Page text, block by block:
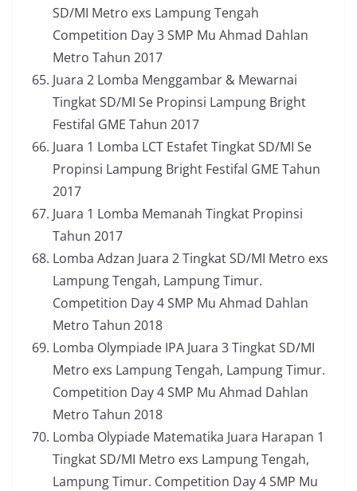
SD/MI Metro exs Lampung Tengah
Competition Day 3 SMP Mu Ahmad Dahlan
Metro Tahun 2017
Juara 2 Lomba Menggambar & Mewarnai
Tingkat SD/MI Se Propinsi Lampung Bright
Festifal GME Tahun 2017
Juara 1 Lomba LCT Estafet Tingkat SD/MI Se
Propinsi Lampung Bright Festifal GME Tahun
2017
Juara 1 Lomba Memanah Tingkat Propinsi
Tahun 2017
Lomba Adzan Juara 2 Tingkat SD/MI Metro exs
Lampung Tengah, Lampung Timur.
Competition Day 4 SMP Mu Ahmad Dahlan
Metro Tahun 2018
Lomba Olympiade IPA Juara 3 Tingkat SD/MI
Metro exs Lampung Tengah, Lampung Timur.
Competition Day 4 SMP Mu Ahmad Dahlan
Metro Tahun 2018
Lomba Olypiade Matematika Juara Harapan 1
Tingkat SD/MI Metro exs Lampung Tengah,
Lampung Timur. Competition Day 4 SMP Mu